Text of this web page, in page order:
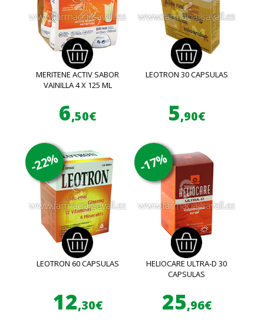
MERITENE ACTIV SABOR
VAINILLA 4 X 125 ML
6,50€
LEOTRON 30 CAPSULAS
5,90€
-22%
LEOTRON 60 CAPSULAS
12,30€
-17%
HELIOCARE ULTRA-D 30
CAPSULAS
25,96€